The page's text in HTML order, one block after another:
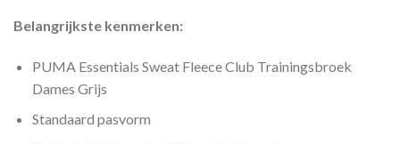
Belangrijkste kenmerken:
PUMA Essentials Sweat Fleece Club Trainingsbroek
Dames Grijs
Standaard pasvorm